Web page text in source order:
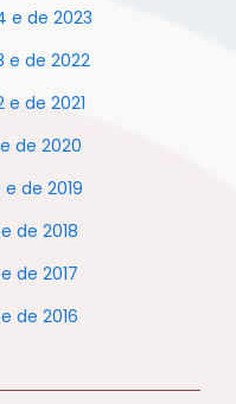
e de 2023
e de 2022
e de 2021
de 2020
de 2019
de 2018
de 2017
de 2016